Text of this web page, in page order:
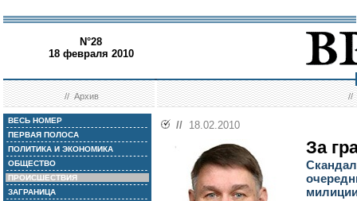
N°28
18 февраля 2010
//Архив //
ВЕСЬ НОМЕР
ПЕРВАЯ ПОЛОСА
ПОЛИТИКА И ЭКОНОМИКА
ОБЩЕСТВО
ПРОИСШЕСТВИЯ
ЗАГРАНИЦА
// 18.02.2010
За